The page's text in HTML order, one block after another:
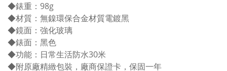
◆錶重：98g
◆材質：無鎳環保合金材質電鍍黑
◆鏡面：強化玻璃
◆錶面：黑色
◆功能：日常生活防水30米
◆附原廠精緻包裝，廠商保證卡，保固一年